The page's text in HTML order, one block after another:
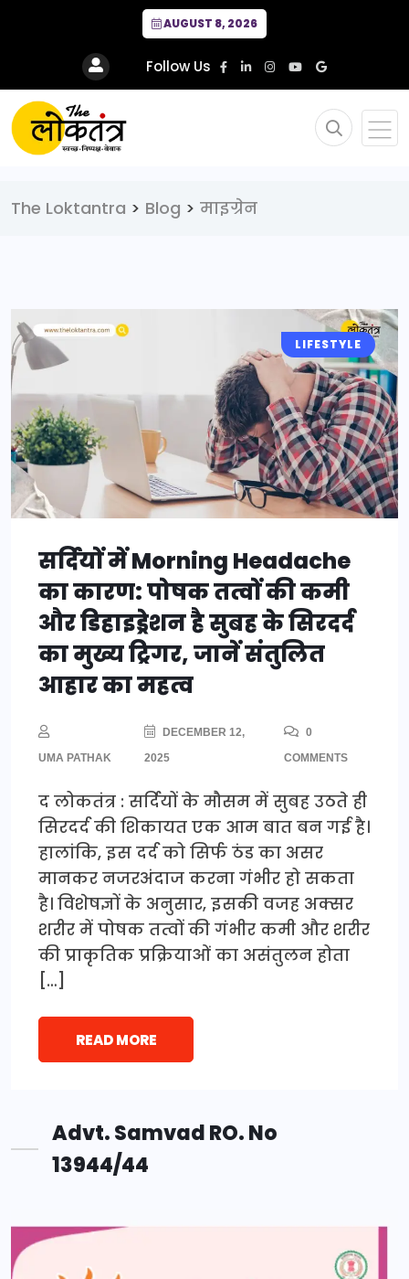
AUGUST 8, 2026
Follow Us
The Loktantra > Blog > माइग्रेन
LIFESTYLE
सर्दियों में Morning Headache
का कारण: पोषक तत्वों की कमी
और डिहाइड्रेशन है सुबह के सिरदर्द
का मुख्य ट्रिगर, जानें संतुलित
आहार का महत्व
UMA PATHAK
DECEMBER 12,
2025
0
COMMENTS
द लोकतंत्र : सर्दियों के मौसम में सुबह उठते ही
सिरदर्द की शिकायत एक आम बात बन गई है।
हालांकि, इस दर्द को सिर्फ ठंड का असर
मानकर नजरअंदाज करना गंभीर हो सकता
है। विशेषज्ञों के अनुसार, इसकी वजह अक्सर
शरीर में पोषक तत्वों की गंभीर कमी और शरीर
की प्राकृतिक प्रक्रियाओं का असंतुलन होता
[…]
READ MORE
Advt. Samvad RO. No
13944/44